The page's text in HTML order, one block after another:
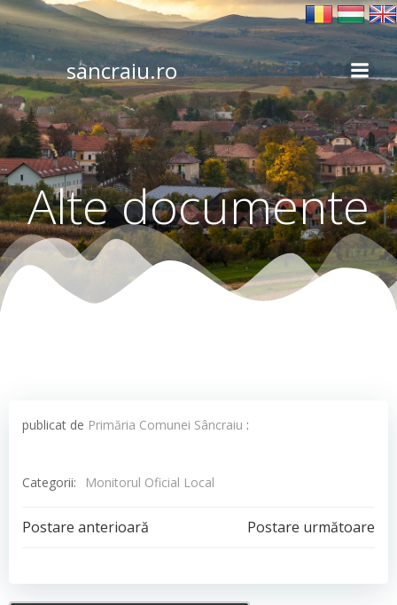
Skip
to
content
sancraiu.ro
Alte documente
publicat de Primăria Comunei Sâncraiu :
Categorii: Monitorul Oficial Local
Post
navigation
Postare anterioară
Post
navigation
Postare următoare